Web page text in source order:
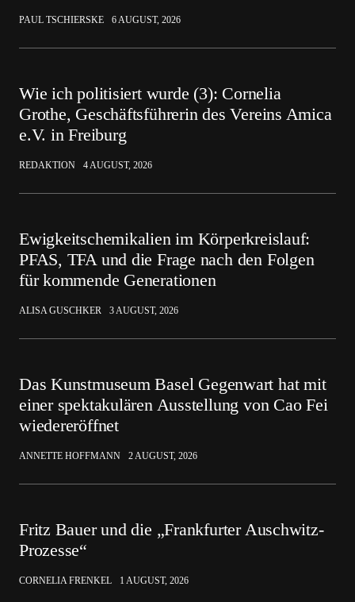
PAUL TSCHIERSKE 6 AUGUST, 2026
Wie ich politisiert wurde (3): Cornelia
Grothe, Geschäftsführerin des Vereins Amica
e.V. in Freiburg
REDAKTION 4 AUGUST, 2026
Ewigkeitschemikalien im Körperkreislauf:
PFAS, TFA und die Frage nach den Folgen
für kommende Generationen
ALISA GUSCHKER 3 AUGUST, 2026
Das Kunstmuseum Basel Gegenwart hat mit
einer spektakulären Ausstellung von Cao Fei
wiedereröffnet
ANNETTE HOFFMANN 2 AUGUST, 2026
Fritz Bauer und die „Frankfurter Auschwitz-
Prozesse“
CORNELIA FRENKEL 1 AUGUST, 2026